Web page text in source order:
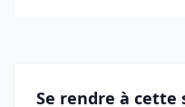
Se rendre à cette